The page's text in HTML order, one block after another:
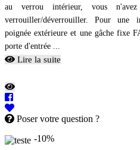
au verrou intérieur, vous
verrouiller/déverrouiller. Pour une
poignée extérieure et une gâche fixe
porte d'entrée ...
Lire la suite
Poser votre question ?
-10%